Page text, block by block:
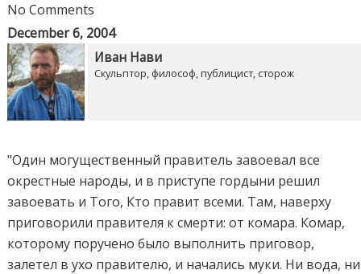
No Comments
December 6, 2004
Иван Нави
Скульптор, философ, публицист, сторож
"Один могущественный правитель завоевал все
окрестные народы, и в приступе гордыни решил
завоевать и Того, Кто правит всеми. Там, наверху
приговорили правителя к смерти: от комара. Комар,
которому поручено было выполнить приговор,
залетел в ухо правителю, и начались муки. Ни вода, ни